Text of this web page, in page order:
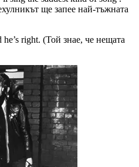
ще запее най-тъжната
right. (Той знае, че нещата